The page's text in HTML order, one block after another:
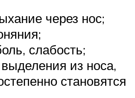
через нос;
слабость;
из носа,
становятся